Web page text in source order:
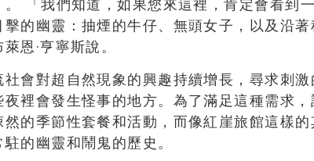
的幽靈：抽煙的牛仔、無頭女子，以及沿著
恩·亨寧斯說。
社會對超自然現象的興趣持續增長，尋求刺
夜裡會發生怪事的地方。為了滿足這種需求
然的季節性套餐和活動，而像紅崖旅館這樣
的幽靈和鬧鬼的歷史。